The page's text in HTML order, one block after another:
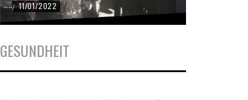
/ 11/01/2022
GESUNDHEIT